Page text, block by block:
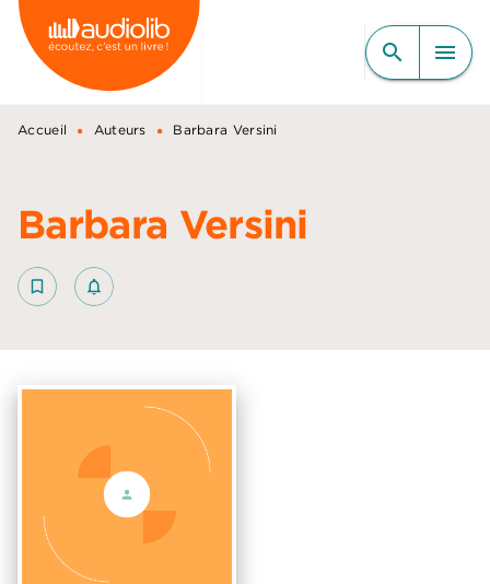
MENU RECHERCHE
CONTENU
PIED DE PAGE
search menu
Accueil • Auteurs • Barbara Versini
Barbara Versini
bookmark_border notifications_none_outlined